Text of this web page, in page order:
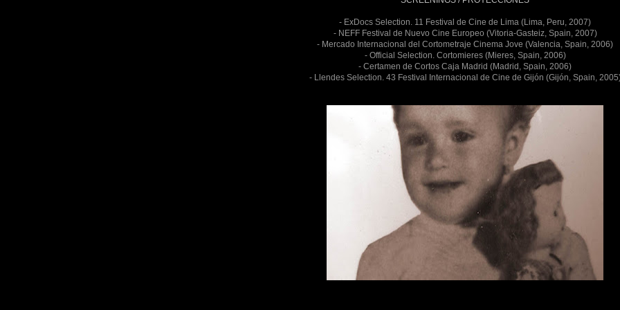
- ExDocs Selection. 11 Festival de Cine de Lima (Lima, Peru, 2007)
- NEFF Festival de Nuevo Cine Europeo (Vitoria-Gasteiz, Spain, 2007)
- Mercado Internacional del Cortometraje Cinema Jove (Valencia, Spain, 2006)
- Official Selection. Cortomieres (Mieres, Spain, 2006)
- Certamen de Cortos Caja Madrid (Madrid, Spain, 2006)
- Llendes Selection. 43 Festival Internacional de Cine de Gijón (Gijón, Spain,